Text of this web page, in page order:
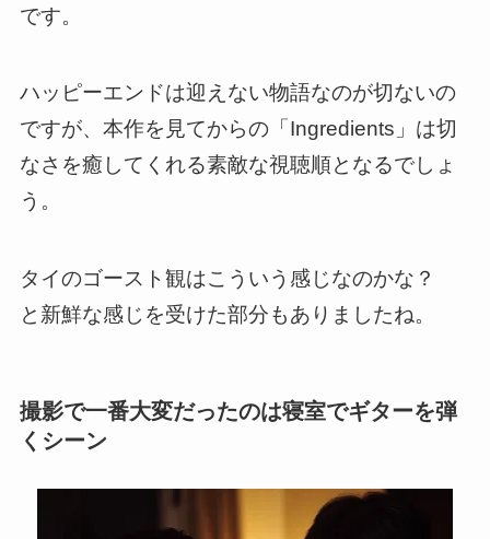
です。
ハッピーエンドは迎えない物語なのが切ないの
ですが、 本作を見てからの「Ingredients」は切
なさを癒してくれる素敵な視聴順となるでしょ
う。
タイのゴースト観はこういう感じなのかな？
と新鮮な感じを受けた部分もありましたね。
撮影で一番大変だったのは寝室でギターを弾
くシーン